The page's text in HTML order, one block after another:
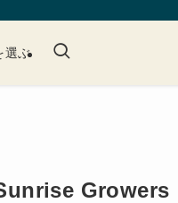
選ぶ
Growers